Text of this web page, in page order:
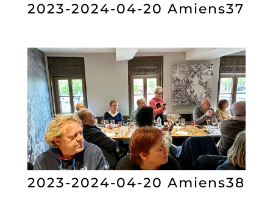
2023-2024-04-20 Amiens37
2023-2024-04-20 Amiens38